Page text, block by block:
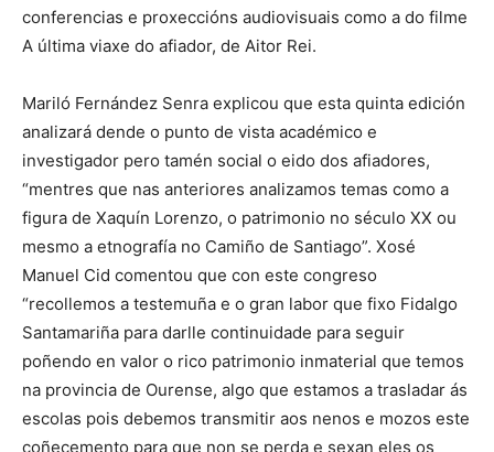
conferencias e proxeccións audiovisuais como a do filme
A última viaxe do afiador, de Aitor Rei.
Mariló Fernández Senra explicou que esta quinta edición
analizará dende o punto de vista académico e
investigador pero tamén social o eido dos afiadores,
“mentres que nas anteriores analizamos temas como a
figura de Xaquín Lorenzo, o patrimonio no século XX ou
mesmo a etnografía no Camiño de Santiago”. Xosé
Manuel Cid comentou que con este congreso
“recollemos a testemuña e o gran labor que fixo Fidalgo
Santamariña para darlle continuidade para seguir
poñendo en valor o rico patrimonio inmaterial que temos
na provincia de Ourense, algo que estamos a trasladar ás
escolas pois debemos transmitir aos nenos e mozos este
coñecemento para que non se perda e sexan eles os